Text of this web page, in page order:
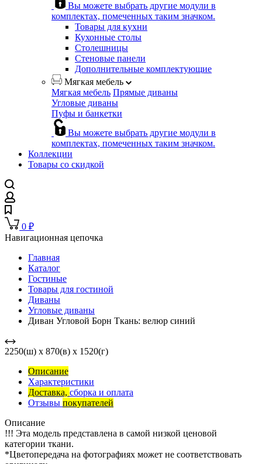
Вы можете выбрать другие модули в
комплектах, помеченных таким значком.
Товары для кухни
Кухонные столы
Столешницы
Стеновые панели
Дополнительные комплектующие
Мягкая мебель
Мягкая мебель Прямые диваны
Угловые диваны
Пуфы и банкетки
Вы можете выбрать другие модули в
комплектах, помеченных таким значком.
Коллекции
Товары со скидкой
0 ₽
Навигационная цепочка
Главная
Каталог
Гостиные
Товары для гостиной
Диваны
Угловые диваны
Диван Угловой Борн Ткань: велюр синий
2250(ш) x 870(в) x 1520(г)
Описание
Характеристики
Доставка, сборка и оплата
Отзывы покупателей
Описание
!!! Эта модель представлена в самой низкой ценовой
категории ткани.
*Цветопередача на фотографиях может не соответствовать